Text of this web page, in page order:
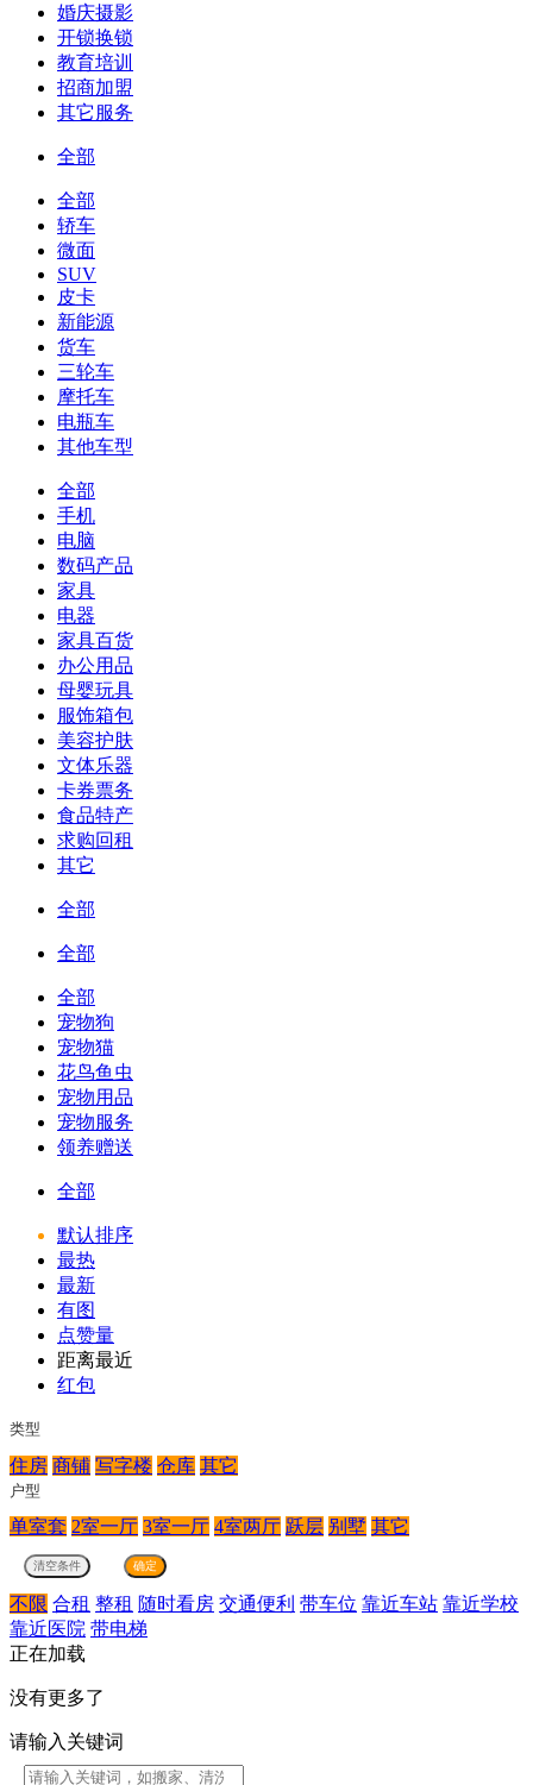
婚庆摄影
开锁换锁
教育培训
招商加盟
其它服务
全部
全部
轿车
微面
SUV
皮卡
新能源
货车
三轮车
摩托车
电瓶车
其他车型
全部
手机
电脑
数码产品
家具
电器
家具百货
办公用品
母婴玩具
服饰箱包
美容护肤
文体乐器
卡券票务
食品特产
求购回租
其它
全部
全部
全部
宠物狗
宠物猫
花鸟鱼虫
宠物用品
宠物服务
领养赠送
全部
默认排序
最热
最新
有图
点赞量
距离最近
红包
类型
住房 商铺 写字楼 仓库 其它
户型
单室套 2室一厅 3室一厅 4室两厅 跃层 别墅 其它
不限 合租 整租 随时看房 交通便利 带车位 靠近车站 靠近学校
靠近医院 带电梯
正在加载
没有更多了
请输入关键词